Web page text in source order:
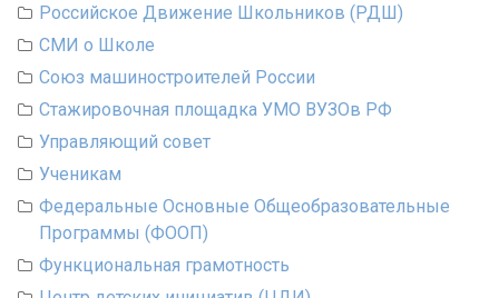
Российское Движение Школьников (РДШ)
СМИ о Школе
Союз машиностроителей России
Стажировочная площадка УМО ВУЗОв РФ
Управляющий совет
Ученикам
Федеральные Основные Общеобразовательные
Программы (ФООП)
Функциональная грамотность